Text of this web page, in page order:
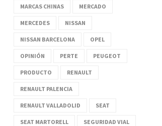
MARCAS CHINAS MERCADO
MERCEDES NISSAN
NISSAN BARCELONA OPEL
OPINIÓN PERTE PEUGEOT
PRODUCTO RENAULT
RENAULT PALENCIA
RENAULT VALLADOLID SEAT
SEAT MARTORELL SEGURIDAD VIAL